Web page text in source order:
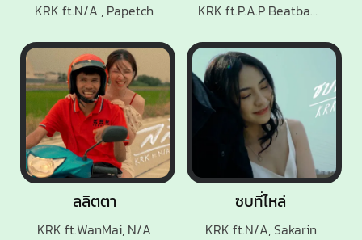
ซบที่ไหล่
KRK ft.N/A, Sakarin
KRK ft.P.A.P Beatband
KRK ft.N/A , Papetch
ลลิตตา
KRK ft.WanMai, N/A